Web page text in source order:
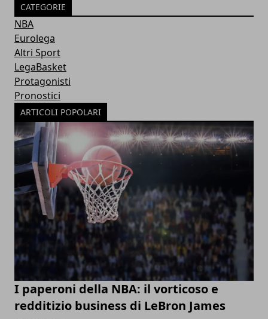
CATEGORIE
NBA
Eurolega
Altri Sport
LegaBasket
Protagonisti
Pronostici
ARTICOLI POPOLARI
I paperoni della NBA: il vorticoso e
redditizio business di LeBron James